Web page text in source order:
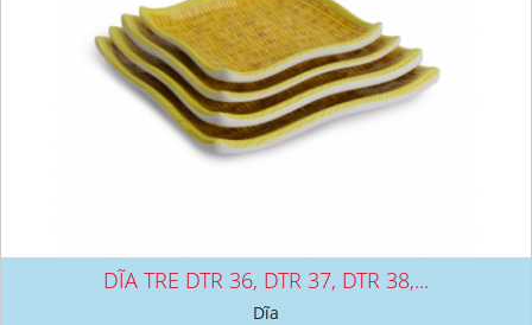
DĨA TRE DTR 36, DTR 37, DTR 38,...
Dĩa